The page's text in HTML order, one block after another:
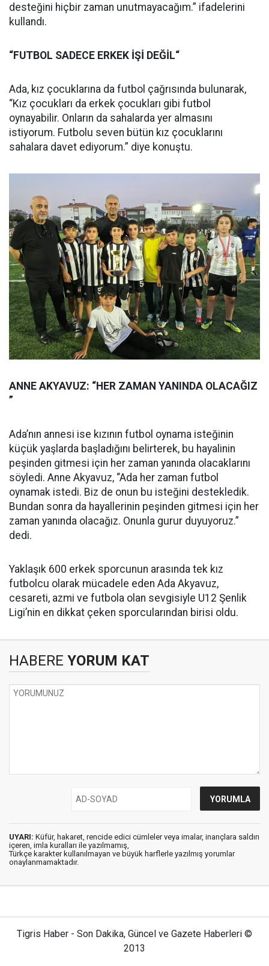
desteğini hiçbir zaman unutmayacağım.” ifadelerini
kullandı.
“FUTBOL SADECE ERKEK İŞİ DEĞİL“
Ada, kız çocuklarına da futbol çağrısında bulunarak,
“Kız çocukları da erkek çocukları gibi futbol
oynayabilir. Onların da sahalarda yer almasını
istiyorum. Futbolu seven bütün kız çocuklarını
sahalara davet ediyorum.” diye konuştu.
ANNE AKYAVUZ: “HER ZAMAN YANINDA OLACAĞIZ
”
Ada’nın annesi ise kızının futbol oynama isteğinin
küçük yaşlarda başladığını belirterek, bu hayalinin
peşinden gitmesi için her zaman yanında olacaklarını
söyledi. Anne Akyavuz, “Ada her zaman futbol
oynamak istedi. Biz de onun bu isteğini destekledik.
Bundan sonra da hayallerinin peşinden gitmesi için her
zaman yanında olacağız. Onunla gurur duyuyoruz.”
dedi.
Yaklaşık 600 erkek sporcunun arasında tek kız
futbolcu olarak mücadele eden Ada Akyavuz,
cesareti, azmi ve futbola olan sevgisiyle U12 Şenlik
Ligi’nin en dikkat çeken sporcularından birisi oldu.
HABERE YORUM KAT
UYARI: Küfür, hakaret, rencide edici cümleler veya imalar, inançlara saldırı
içeren, imla kuralları ile yazılmamış,
Türkçe karakter kullanılmayan ve büyük harflerle yazılmış yorumlar
onaylanmamaktadır.
Tigris Haber - Son Dakika, Güncel ve Gazete Haberleri ©
2013